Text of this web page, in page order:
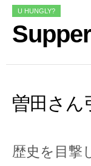
U HUNGLY?
曽田さん
歴史を目撃